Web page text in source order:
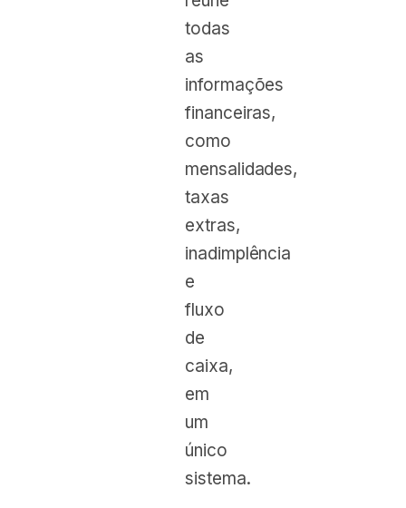
todas
as
informações
financeiras,
como
mensalidades,
taxas
extras,
inadimplência
e
fluxo
de
caixa,
em
um
único
sistema.